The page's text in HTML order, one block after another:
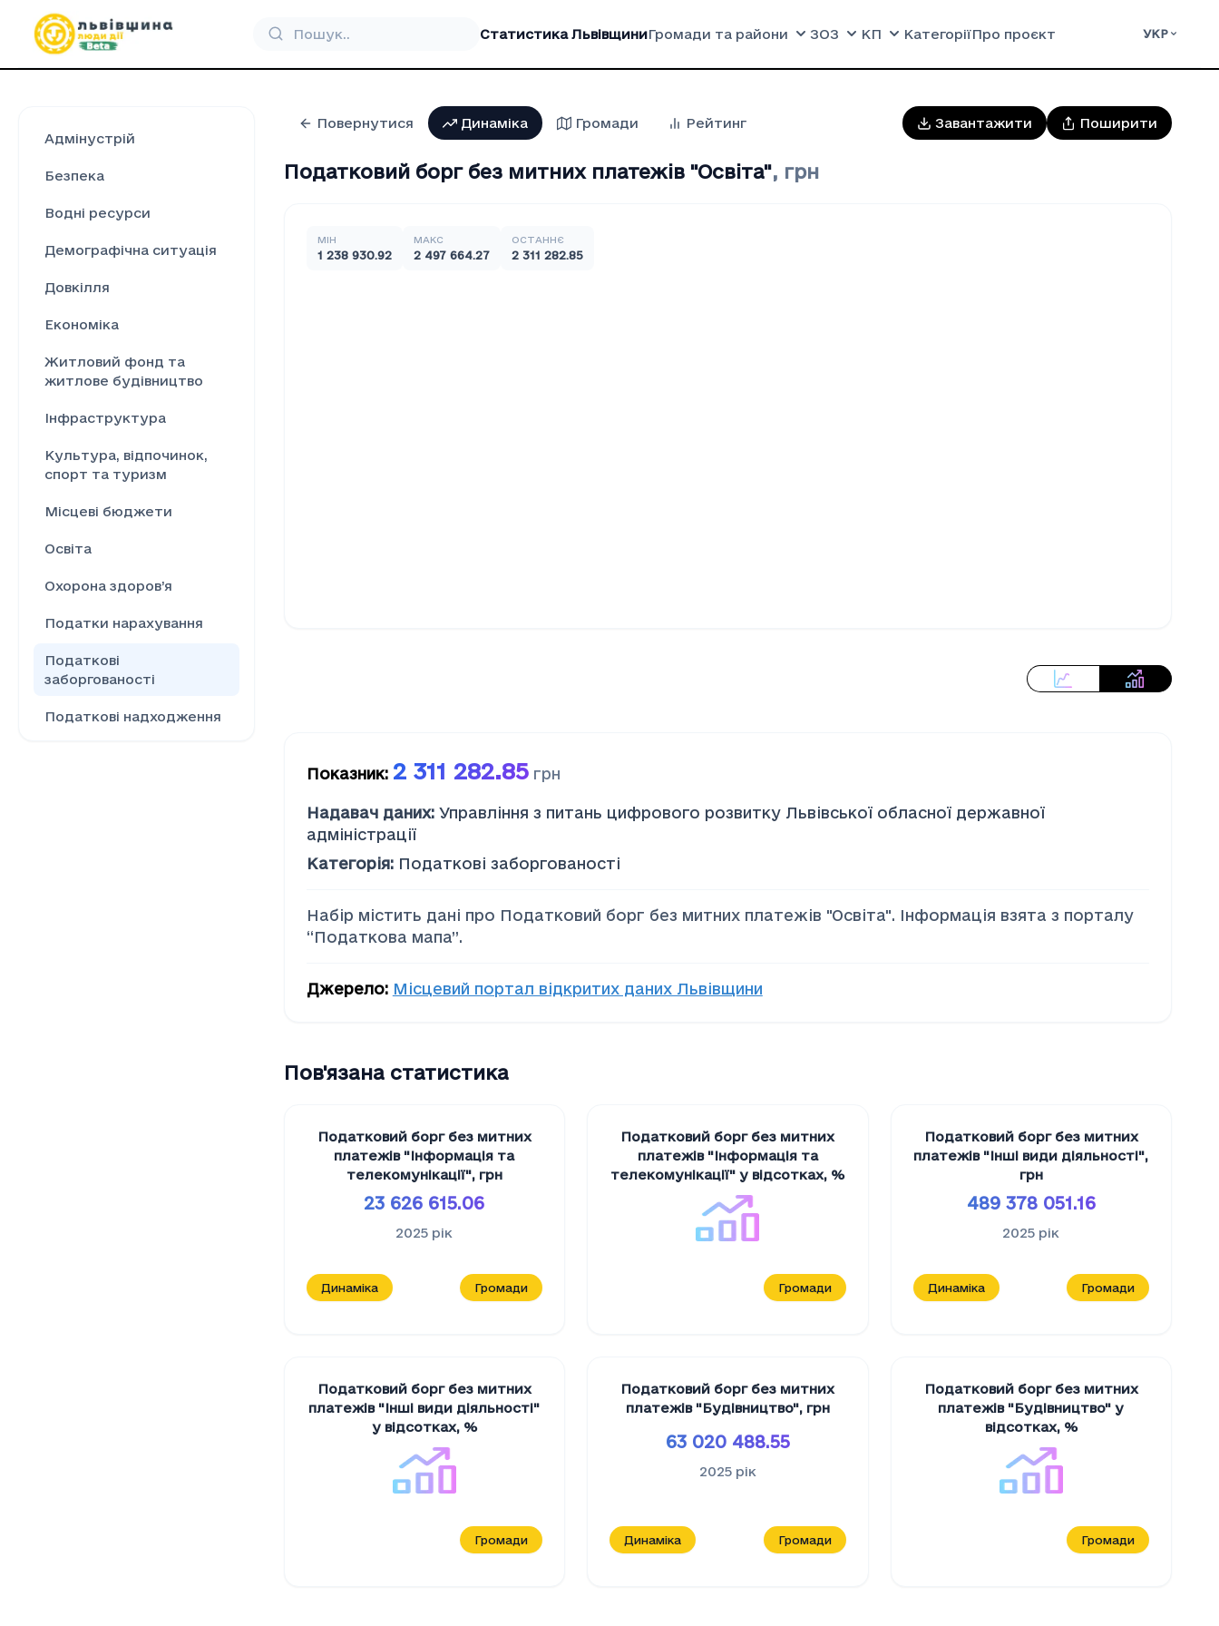
Статистика ЛьвівщиниГромади та райони ЗОЗ КП КатегоріїПро проєкт УКР
Адмінустрій
Безпека
Водні ресурси
Демографічна ситуація
Довкілля
Економіка
Житловий фонд та
житлове будівництво
Інфраструктура
Культура, відпочинок,
спорт та туризм
Місцеві бюджети
Освіта
Охорона здоров’я
Податки нарахування
Податкові
заборгованості
Податкові надходження
Повернутися Динаміка Громади Рейтинг Завантажити Поширити
Податковий борг без митних платежів "Освiта", грн
МІН
1 238 930.92
МАКС
2 497 664.27
ОСТАННЄ
2 311 282.85
Показник: 2 311 282.85 грн
Надавач даних: Управління з питань цифрового розвитку Львівської обласної державної
адміністрації
Категорія: Податкові заборгованості
Набір містить дані про Податковий борг без митних платежів "Освiта". Інформація взята з порталу
“Податкова мапа”.
Джерело: Місцевий портал відкритих даних Львівщини
Пов'язана статистика
Податковий борг без митних
платежів "Iнформацiя та
телекомунiкацiї", грн
23 626 615.06
2025 рік
Динаміка Громади
Податковий борг без митних
платежів "Iнформацiя та
телекомунiкацiї" у відсотках, %
Громади
Податковий борг без митних
платежів "Iншi види дiяльностi",
грн
489 378 051.16
2025 рік
Динаміка Громади
Податковий борг без митних
платежів "Iншi види дiяльностi"
у відсотках, %
Громади
Податковий борг без митних
платежів "Будiвництво", грн
63 020 488.55
2025 рік
Динаміка Громади
Податковий борг без митних
платежів "Будiвництво" у
відсотках, %
Громади